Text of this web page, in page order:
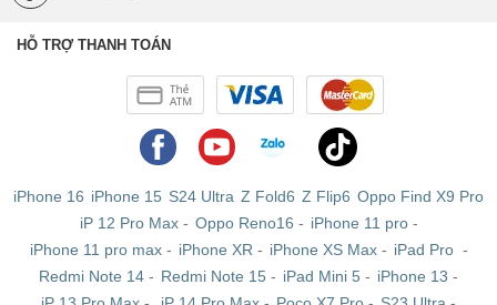
HỖ TRỢ THANH TOÁN
iPhone 16 iPhone 15 S24 Ultra Z Fold6 Z Flip6 Oppo Find X9 Pro
iP 12 Pro Max- Oppo Reno16 - iPhone 11 pro-
iPhone 11 pro max- iPhone XR - iPhone XS Max- iPad Pro -
Redmi Note 14 - Redmi Note 15 - iPad Mini 5 - iPhone 13 -